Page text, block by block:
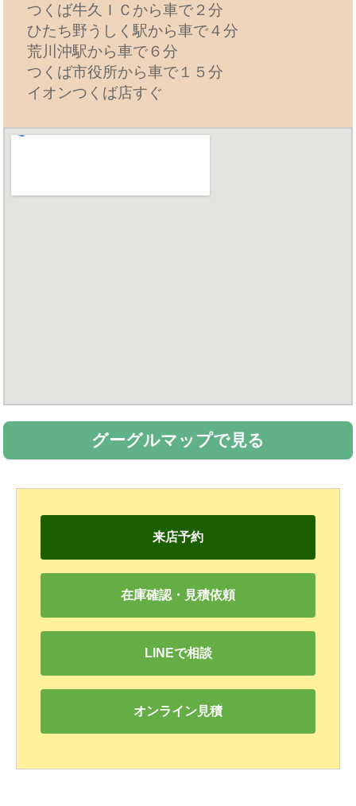
つくば牛久ＩＣから車で２分
ひたち野うしく駅から車で４分
荒川沖駅から車で６分
つくば市役所から車で１５分
イオンつくば店すぐ
グーグルマップで見る
来店予約
在庫確認・見積依頼
LINEで相談
オンライン見積